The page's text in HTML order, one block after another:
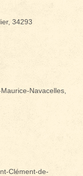
34293
Navacelles,
Clément-de-